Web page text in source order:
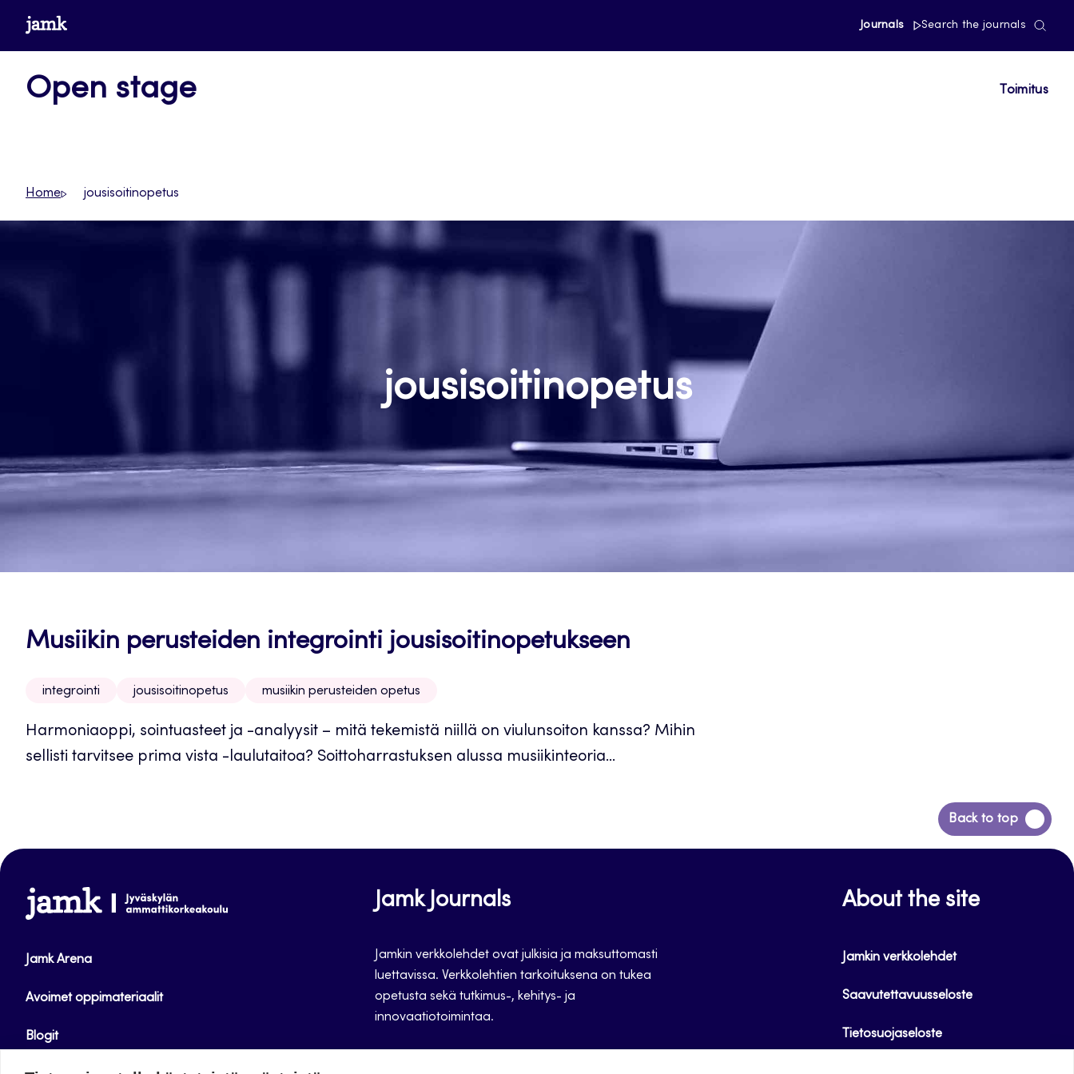
Siirrywww.jamk.fi Journals Search the journals
Open stage Toimitus
Home jousisoitinopetus
jousisoitinopetus
Musiikin perusteiden integrointi jousisoitinopetukseen
integrointi jousisoitinopetus musiikin perusteiden opetus
Harmoniaoppi, sointuasteet ja -analyysit – mitä tekemistä niillä on viulunsoiton kanssa? Mihin
sellisti tarvitsee prima vista -laulutaitoa? Soittoharrastuksen alussa musiikinteoria...
Back to top
Siirry
takaisin
www.jamk.fi
Jamk Arena
Avoimet oppimateriaalit
Blogit
Jamk Journals
Jamkin verkkolehdet ovat julkisia ja maksuttomasti
luettavissa. Verkkolehtien tarkoituksena on tukea
opetusta sekä tutkimus-, kehitys- ja
innovaatiotoimintaa.
About the site
Jamkin verkkolehdet
Saavutettavuusseloste
Tietosuojaseloste